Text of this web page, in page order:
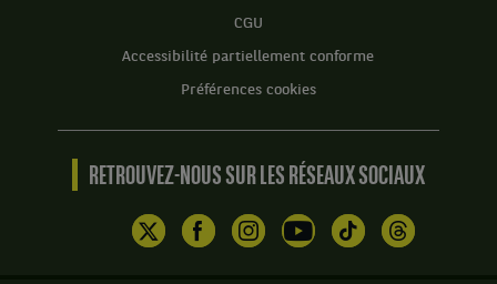
CGU
Accessibilité partiellement conforme
Préférences cookies
RETROUVEZ-NOUS SUR LES RÉSEAUX SOCIAUX